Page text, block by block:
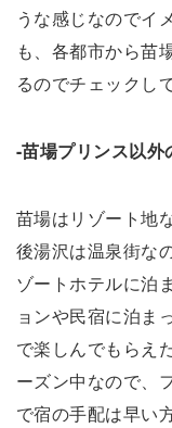
うな感じなのでイ
も、各都市から苗
るのでチェックし
-苗場プリンス以外
苗場はリゾート地
後湯沢は温泉街な
ゾートホテルに泊
ョンや民宿に泊ま
で楽しんでもらえ
ーズン中なので、
で宿の手配は早い